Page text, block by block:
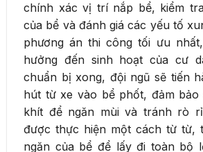
chính xác vị trí nắp bể, kiểm
của bể và đánh giá các yếu tố
phương án thi công tối ưu
hưởng đến sinh hoạt của cư
chuẩn bị xong, đội ngũ sẽ tiến
hút từ xe vào bể phốt, đảm
khít để ngăn mùi và tránh rò
được thực hiện một cách từ từ,
ngăn của bể để lấy đi toàn bộ